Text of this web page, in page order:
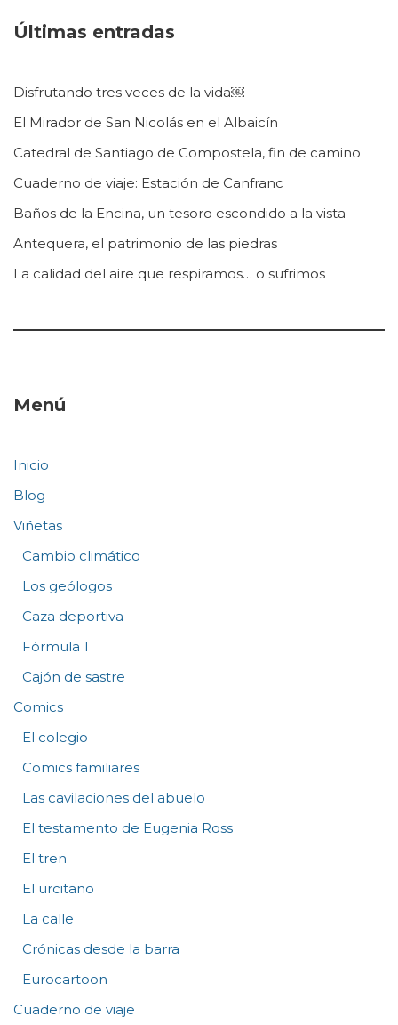
Últimas entradas
Disfrutando tres veces de la vida￼
El Mirador de San Nicolás en el Albaicín
Catedral de Santiago de Compostela, fin de camino
Cuaderno de viaje: Estación de Canfranc
Baños de la Encina, un tesoro escondido a la vista
Antequera, el patrimonio de las piedras
La calidad del aire que respiramos… o sufrimos
Menú
Inicio
Blog
Viñetas
Cambio climático
Los geólogos
Caza deportiva
Fórmula 1
Cajón de sastre
Comics
El colegio
Comics familiares
Las cavilaciones del abuelo
El testamento de Eugenia Ross
El tren
El urcitano
La calle
Crónicas desde la barra
Eurocartoon
Cuaderno de viaje